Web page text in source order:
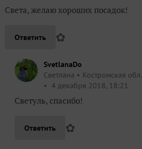
Света, желаю хороших посадок!
Ответить ✿
SvetlanaDo
Светлана
Костромская обл.
4 декабря 2018, 18:21
Светуль, спасибо!
Ответить ✿